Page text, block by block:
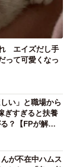
エイズだし手
って可愛くなっ
い」と職場から
ぎすぎると扶養
？【FPが解
が不在中ハムス